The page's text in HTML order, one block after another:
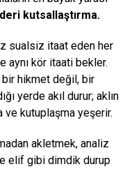
kutsallaştırma.
sualsiz itaat eden her
aynı kör itaati bekler.
hikmet değil, bir
yerde akıl durur; aklın
ve kutuplaşma yeşerir.
akletmek, analiz
elif gibi dimdik durup